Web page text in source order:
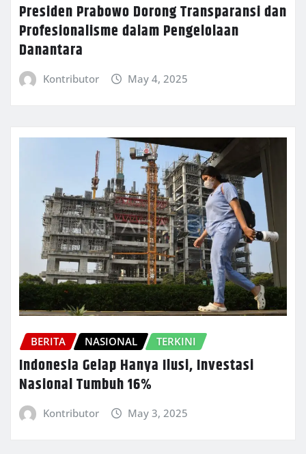
Presiden Prabowo Dorong Transparansi dan
Profesionalisme dalam Pengelolaan
Danantara
Kontributor May 4, 2025
BERITA NASIONAL TERKINI
Indonesia Gelap Hanya Ilusi, Investasi
Nasional Tumbuh 16%
Kontributor May 3, 2025